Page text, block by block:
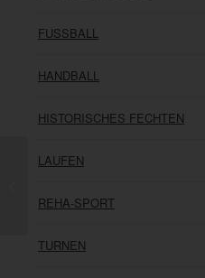
FUSSBALL
HANDBALL
HISTORISCHES FECHTEN
LAUFEN
REHA-SPORT
TURNEN